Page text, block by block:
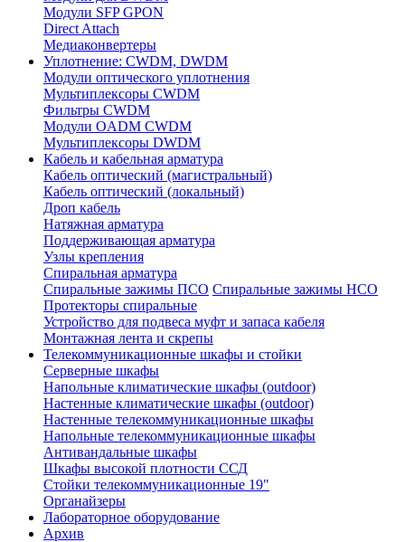
Модули SFP GPON
Direct Attach
Медиаконвертеры
Уплотнение: CWDM, DWDM
Модули оптического уплотнения
Мультиплексоры CWDM
Фильтры CWDM
Модули OADM CWDM
Мультиплексоры DWDM
Кабель и кабельная арматура
Кабель оптический (магистральный)
Кабель оптический (локальный)
Дроп кабель
Натяжная арматура
Поддерживающая арматура
Узлы крепления
Спиральная арматура
Спиральные зажимы ПСО Спиральные зажимы НСО
Протекторы спиральные
Устройство для подвеса муфт и запаса кабеля
Монтажная лента и скрепы
Телекоммуникационные шкафы и стойки
Серверные шкафы
Напольные климатические шкафы (outdoor)
Настенные климатические шкафы (outdoor)
Настенные телекоммуникационные шкафы
Напольные телекоммуникационные шкафы
Антивандальные шкафы
Шкафы высокой плотности ССД
Стойки телекоммуникационные 19"
Органайзеры
Лабораторное оборудование
Архив